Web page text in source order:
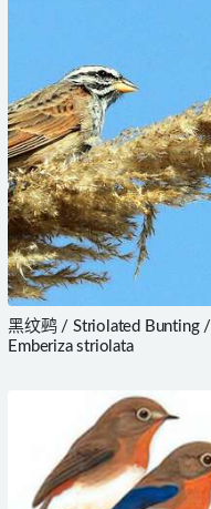
黑纹鹀 / Striolated Bunting /
Emberiza striolata